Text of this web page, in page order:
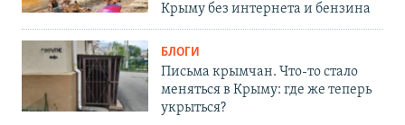
Крыму без интернета и бензина
БЛОГИ
Письма крымчан. Что-то стало
меняться в Крыму: где же теперь
укрыться?